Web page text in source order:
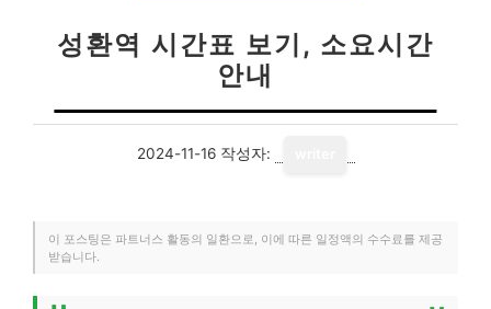
성환역 시간표 보기, 소요시간
안내
2024-11-16 작성자:
이 포스팅은 파트너스 활동의 일환으로, 이에 따른 일정액의 수수료를 제공
받습니다.